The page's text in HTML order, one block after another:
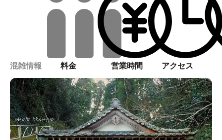
混雑情報 料金 営業時間 アクセス